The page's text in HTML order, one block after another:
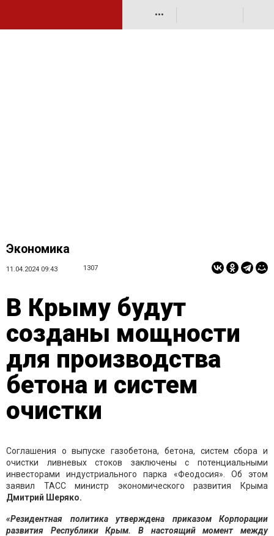
•••
Экономика
11.04.2024 09:43 1307
В Крыму будут
созданы мощности
для производства
бетона и систем
очистки
Соглашения о выпуске газобетона, бетона, систем сбора и
очистки ливневых стоков заключены с потенциальными
инвесторами индустриального парка «Феодосия». Об этом
заявил ТАСС министр экономического развития Крыма
Дмитрий Шеряко.
«Резидентная политика утверждена приказом Корпорации
развития Республики Крым. В настоящий момент между